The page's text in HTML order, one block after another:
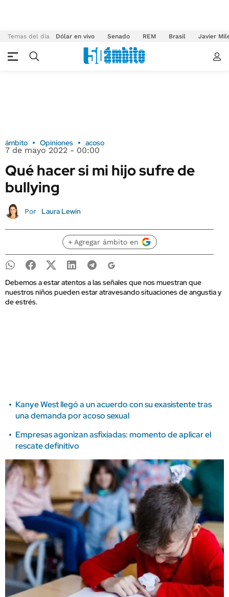
Temas del día Dólar en vivo Senado REM Brasil Javier
ámbito Opiniones acoso
7 de mayo 2022 - 00:00
Qué hacer si mi hijo sufre de
bullying
Por Laura Lewin
+ Agregar ámbito en
Debemos a estar atentos a las señales que nos muestran que
nuestros niños pueden estar atravesando situaciones de angustia y
de estrés.
Kanye West llegó a un acuerdo con su exasistente tras
una demanda por acoso sexual
Empresas agonizan asfixiadas: momento de aplicar el
rescate definitivo